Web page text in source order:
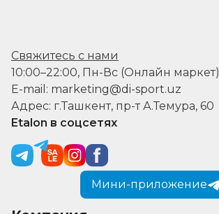
Свяжитесь с нами
10:00–22:00, Пн-Вс (Онлайн маркет)
E-mail: marketing@di-sport.uz
Адрес: г.Ташкент, пр-т А.Темура, 60
Etalon в соцсетях
Мини-приложение